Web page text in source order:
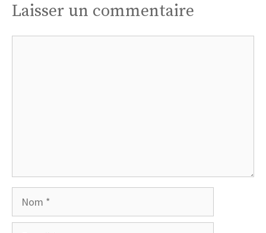
Laisser un commentaire